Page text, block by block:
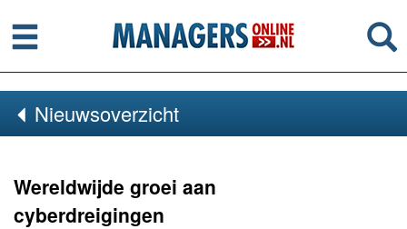
Menu
Nieuwsoverzicht
Wereldwijde groei aan
cyberdreigingen